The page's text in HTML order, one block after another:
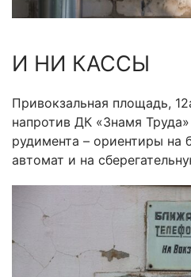
И НИ КАССЫ
Привокзальная площадь,
напротив ДК «Знамя
рудимента – ориентиры
автомат и на